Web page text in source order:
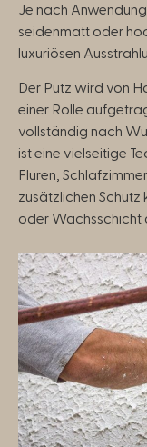
Je nach
seidenmatt oder
luxuriösen
Der Putz wird von
einer Rolle
vollständig nach
ist eine vielseitige
Fluren,
zusätzlichen Schutz
oder Wachsschicht